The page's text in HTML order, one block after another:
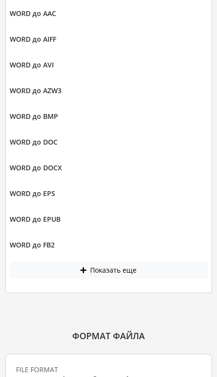
WORD до AAC
WORD до AIFF
WORD до AVI
WORD до AZW3
WORD до BMP
WORD до DOC
WORD до DOCX
WORD до EPS
WORD до EPUB
WORD до FB2
Показать еще
ФОРМАТ ФАЙЛА
FILE FORMAT